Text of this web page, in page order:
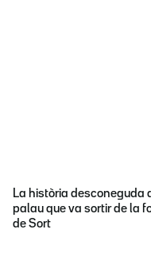
La història desconeguda
palau que va sortir de la
de Sort